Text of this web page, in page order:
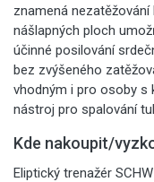
znamená nezatěžování
nášlapných ploch
účinné posilování
bez zvýšeného
vhodným i pro osoby s
nástroj pro spalování
Kde nakoupit/
Eliptický trenažér